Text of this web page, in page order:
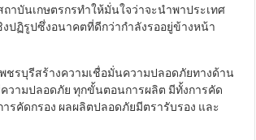
าบันเกษตรกรทำให้มั่นใจว่าจะนำพาประเทศ
ปฏิรูปซึ่งอนาคตที่ดีกว่ากำลังรออยู่ข้างหน้า
พชรบุรีสร้างความเชื่อมั่นความปลอดภัยทางด้าน
วามปลอดภัย ทุกขั้นตอนการผลิต มีทั้งการคัด
รคัดกรอง ผลผลิตปลอดภัยมีตรารับรอง และ